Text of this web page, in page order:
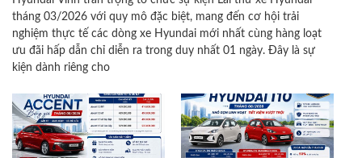
tháng 03/2026 với quy mô đặc biệt, mang đến cơ hội trải
nghiệm thực tế các dòng xe Hyundai mới nhất cùng hàng loạt
ưu đãi hấp dẫn chỉ diễn ra trong duy nhất 01 ngày. Đây là sự
kiện dành riêng cho